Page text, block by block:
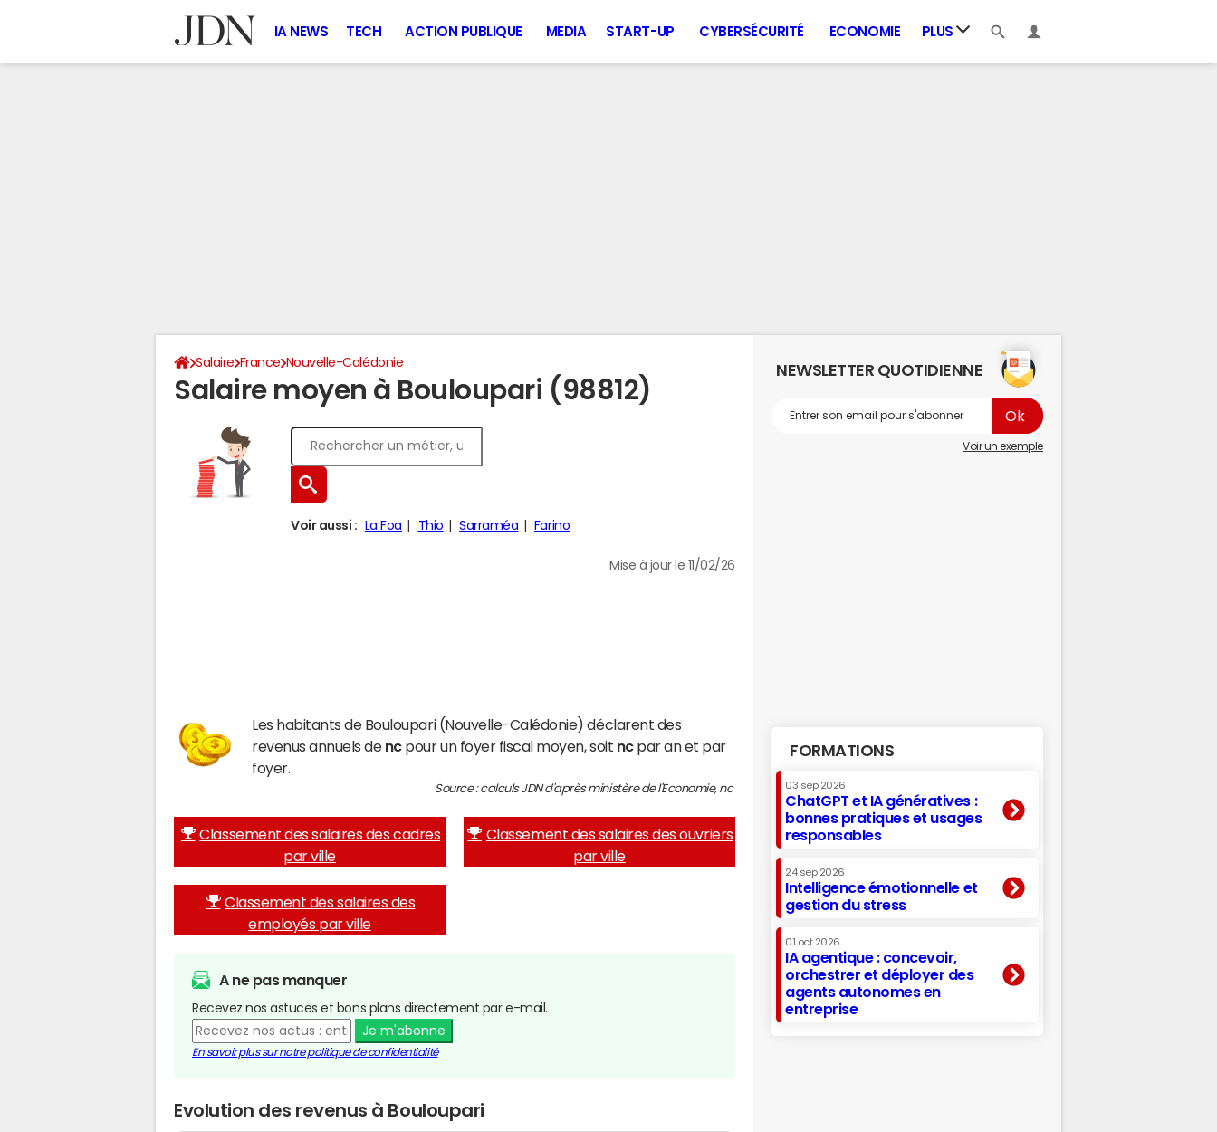
IA NEWS TECH ACTION PUBLIQUE MEDIA START-UP CYBERSÉCURITÉ ECONOMIE PLUS
Salaire France Nouvelle-Calédonie
Salaire moyen à Bouloupari (98812)
Voir aussi : La Foa Thio Sarraméa Farino
Mise à jour le 11/02/26
Les habitants de Bouloupari (Nouvelle-Calédonie) déclarent des
revenus annuels de ncpour un foyer fiscal moyen, soit ncpar an et par
foyer.
Source : calculs JDN d'après ministère de l'Economie, nc
Classement des salaires des cadres
par ville
Classement des salaires des ouvriers
par ville
Classement des salaires des
employés par ville
A ne pas manquer
Recevez nos astuces et bons plans directement par e-mail.
Je m'abonne
En savoir plus sur notre politique de confidentialité
Evolution des revenus à Bouloupari
NEWSLETTER QUOTIDIENNE
Voir un exemple
FORMATIONS
03 sep 2026
ChatGPT et IA génératives :
bonnes pratiques et usages
responsables
24 sep 2026
Intelligence émotionnelle et
gestion du stress
01 oct 2026
IA agentique : concevoir,
orchestrer et déployer des
agents autonomes en
entreprise